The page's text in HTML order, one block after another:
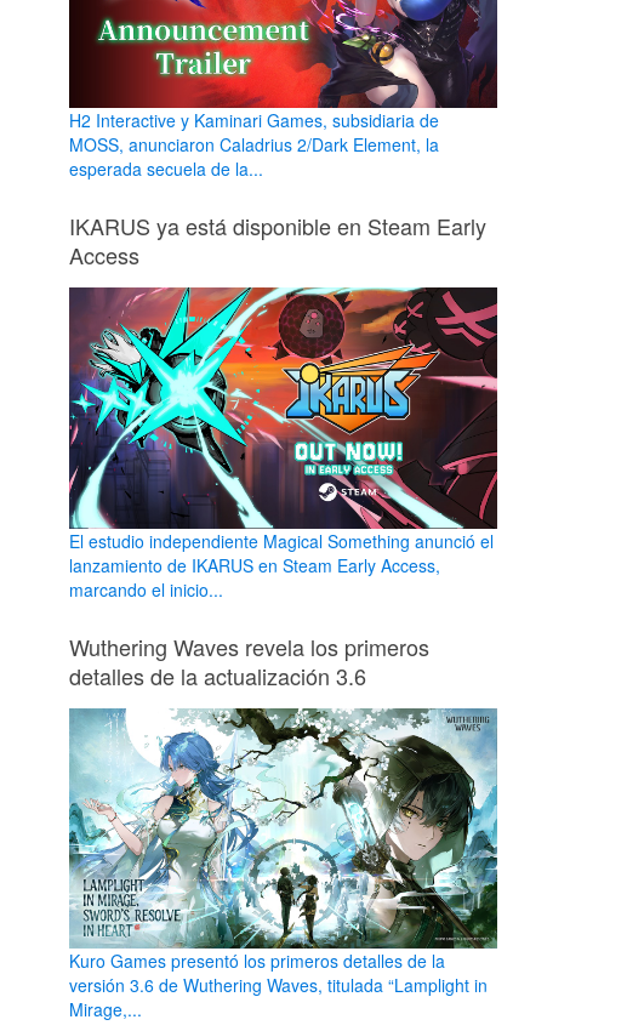
H2 Interactive y Kaminari Games, subsidiaria de
MOSS, anunciaron Caladrius 2/Dark Element, la
esperada secuela de la...
IKARUS ya está disponible en Steam Early
Access
El estudio independiente Magical Something anunció el
lanzamiento de IKARUS en Steam Early Access,
marcando el inicio...
Wuthering Waves revela los primeros
detalles de la actualización 3.6
Kuro Games presentó los primeros detalles de la
versión 3.6 de Wuthering Waves, titulada “Lamplight in
Mirage,...